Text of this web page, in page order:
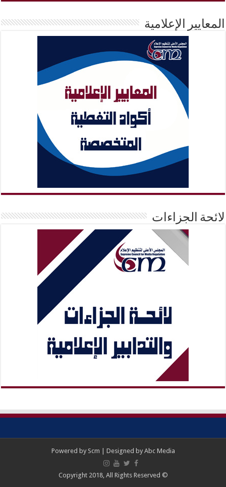
المعايير الإعلامية
لائحة الجزاءات
Powered by Scm | Designed by Abc Media
© Copyright 2018, All Rights Reserved